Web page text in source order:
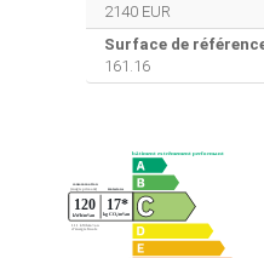
2140 EUR
Surface de
161.16